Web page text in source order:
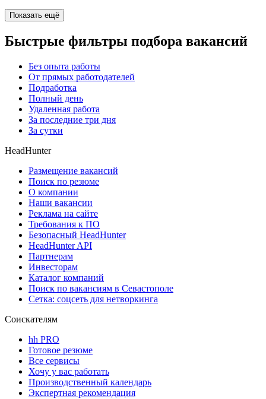
Показать ещё
Быстрые фильтры подбора вакансий
Без опыта работы
От прямых работодателей
Подработка
Полный день
Удаленная работа
За последние три дня
За сутки
HeadHunter
Размещение вакансий
Поиск по резюме
О компании
Наши вакансии
Реклама на сайте
Требования к ПО
Безопасный HeadHunter
HeadHunter API
Партнерам
Инвесторам
Каталог компаний
Поиск по вакансиям в Севастополе
Сетка: соцсеть для нетворкинга
Соискателям
hh PRO
Готовое резюме
Все сервисы
Хочу у вас работать
Производственный календарь
Экспертная рекомендация